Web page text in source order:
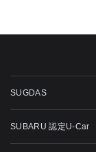
SUGDAS
SUBARU 認定U-Car